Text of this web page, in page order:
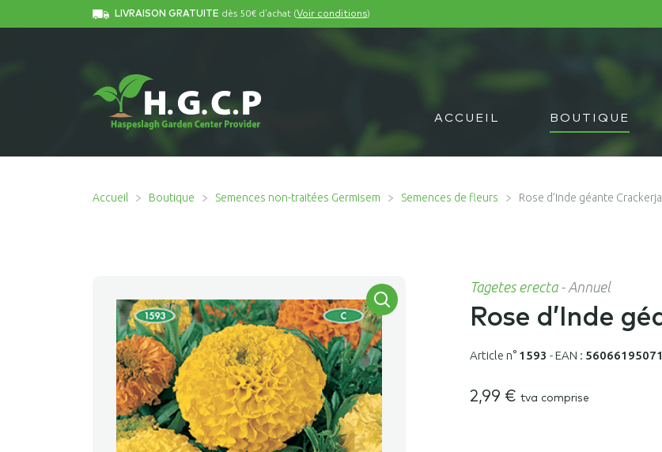
LIVRAISON GRATUITE dès 50€ d'achat (Voir conditions)
ACCUEIL BOUTIQUE
Accueil Boutique Semences non-traitées Germisem Semences de fleurs Rose d’Inde géante
Tagetes erecta - Annuel
Rose d’Inde
Article n° 1593 -EAN :
2,99 € tva comprise